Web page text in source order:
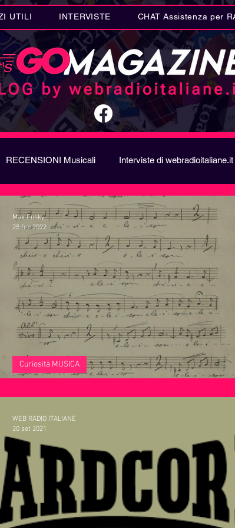
UTILI INTERVISTE CHAT Assistenza per
RECENSIONI Musicali Interviste di webradioitaliane.it
Metal Letteratura Curiosità Radio Novità
SONG CONTEST Donne Biografie
Consigli Life Coaching Intervista alla
Curiosità MUSICA
Max Fuoky
28 feb 2022
WEB RADIO ITALIANE
20 set 2021